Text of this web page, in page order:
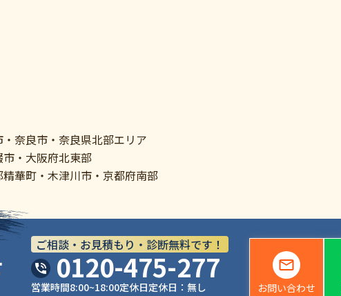
・奈良市・奈良県北部エリア
市・大阪府北東部
精華町・木津川市・京都府南部
ご相談・お見積もり・診断無料です！
0120-475-277
営業時間8:00~18:00定休日定休日：無し お問い合わせ